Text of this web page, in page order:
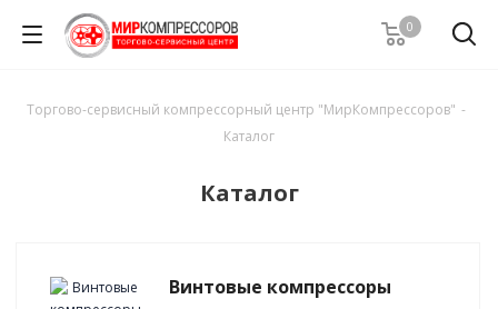
0
Торгово-сервисный компрессорный центр "МирКомпрессоров" -
Каталог
Каталог
Винтовые компрессоры